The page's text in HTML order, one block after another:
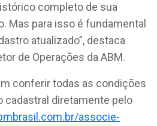
completo de sua
Mas para isso é fundamental
atualizado”, destaca
de Operações da ABM.
conferir todas as condições
cadastral diretamente pelo
associe-